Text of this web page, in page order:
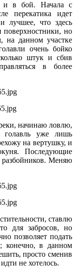
и в бой. Начала с
перекатика идет
лучшее, что здесь
но
на данном участке
очень бойко
штук и сбив
в более
начинаю ловлю,
уже лишь
на вертушку, и
Последующие
разбойников. Меняю
ставлю
для забросов, но
позволяет подать
конечно, в данном
просто сменив
не хотелось.